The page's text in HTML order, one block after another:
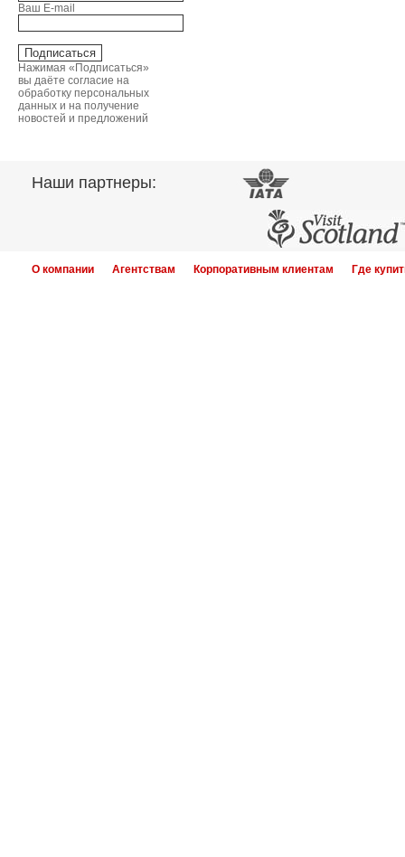
Ваш E-mail
Нажимая «Подписаться»
вы даёте согласие на
обработку персональных
данных и на получение
новостей и предложений
Наши партнеры:
О компании Агентствам Корпоративным клиентам Где